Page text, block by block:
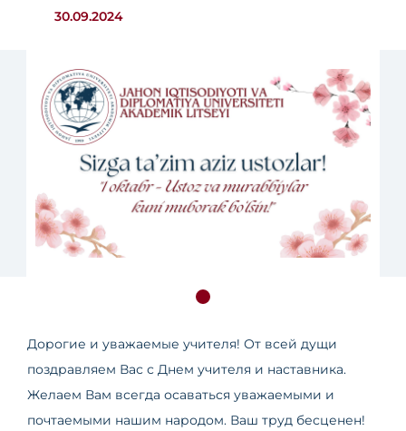
30.09.2024
Дорогие и уважаемые учителя! От всей дущи
поздравляем Вас с Днем учителя и наставника.
Желаем Вам всегда осаваться уважаемыми и
почтаемыми нашим народом. Ваш труд бесценен!